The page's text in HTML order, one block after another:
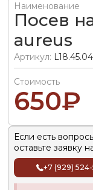
Наименование
Посев
aureus
Артикул:
Стоимость
650₽
Если есть
оставьте заявку
+7 (929)